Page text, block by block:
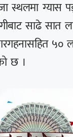
स्थलमा ग्यास
साढे सात
५०
छ ।